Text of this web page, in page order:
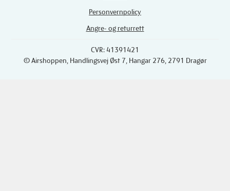
Personvernpolicy
Angre- og returrett
CVR: 41391421
© Airshoppen , Handlingsvej Øst 7, Hangar 276, 2791 Dragør